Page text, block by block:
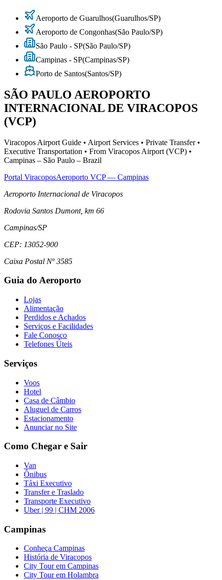
Aeroporto de Guarulhos(Guarulhos/SP)
Aeroporto de Congonhas(São Paulo/SP)
São Paulo - SP(São Paulo/SP)
Campinas - SP(Campinas/SP)
Porto de Santos(Santos/SP)
SÃO PAULO AEROPORTO
INTERNACIONAL DE VIRACOPOS
(VCP)
Viracopos Airport Guide • Airport Services • Private Transfer •
Executive Transportation • From Viracopos Airport (VCP) •
Campinas – São Paulo – Brazil
Portal ViracoposAeroporto VCP — Campinas
Aeroporto Internacional de Viracopos
Rodovia Santos Dumont, km 66
Campinas/SP
CEP: 13052-900
Caixa Postal Nº 3585
Guia do Aeroporto
Lojas
Alimentação
Perdidos e Achados
Serviços e Facilidades
Fale Conosco
Telefones Úteis
Serviços
Voos
Hotel
Casa de Câmbio
Aluguel de Carros
Estacionamento
Anunciar no Site
Como Chegar e Sair
Van
Ônibus
Táxi Executivo
Transfer e Traslado
Transporte Executivo
Uber | 99 | CHM 2006
Campinas
Conheça Campinas
História de Viracopos
City Tour em Campinas
City Tour em Holambra